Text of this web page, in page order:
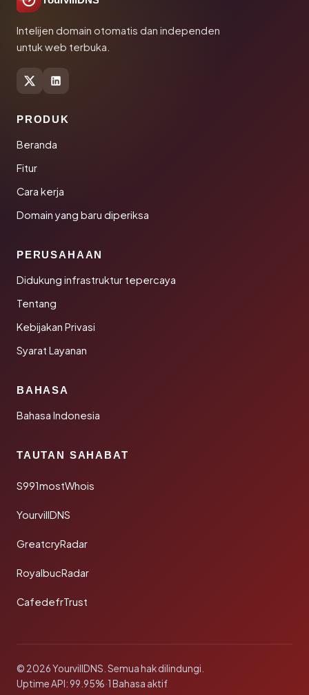
Intelijen domain otomatis dan independen
untuk web terbuka.
PRODUK
Beranda
Fitur
Cara kerja
Domain yang baru diperiksa
PERUSAHAAN
Didukung infrastruktur tepercaya
Tentang
Kebijakan Privasi
Syarat Layanan
BAHASA
Bahasa Indonesia
TAUTAN SAHABAT
S991mostWhois
YourvillDNS
GreatcryRadar
RoyalbucRadar
CafedefrTrust
© 2026 YourvillDNS. Semua hak dilindungi.
Uptime API: 99.95%·1 Bahasa aktif